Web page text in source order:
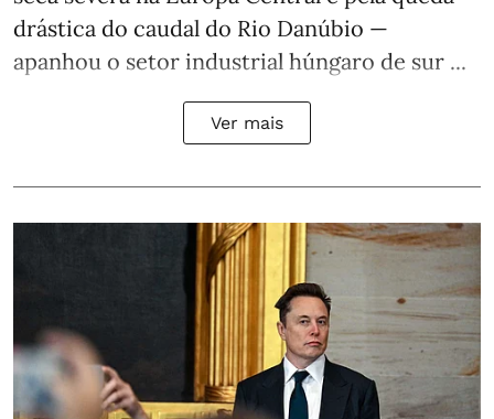
drástica do caudal do Rio Danúbio —
apanhou o setor industrial húngaro de sur ...
Ver mais